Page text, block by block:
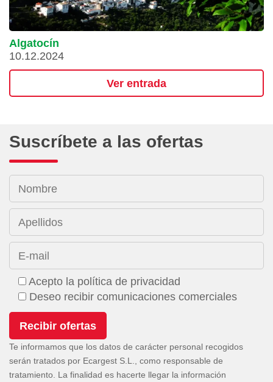
Algatocín
10.12.2024
Ver entrada
Suscríbete a las ofertas
Nombre
Apellidos
E-mail
Acepto la política de privacidad
Deseo recibir comunicaciones comerciales
Te informamos que los datos de carácter personal recogidos
serán tratados por Ecargest S.L., como responsable de
tratamiento. La finalidad es hacerte llegar la información